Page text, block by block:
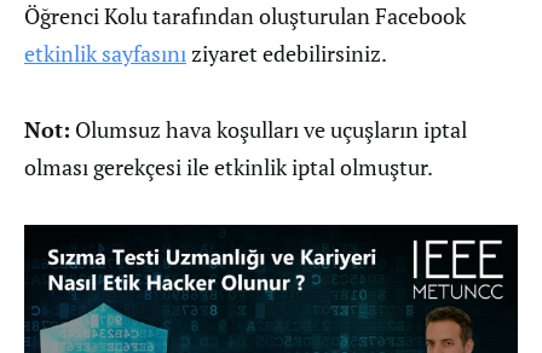
Öğrenci Kolu tarafından oluşturulan Facebook
etkinlik sayfasınıziyaret edebilirsiniz.
Not: Olumsuz hava koşulları ve uçuşların iptal
olması gerekçesi ile etkinlik iptal olmuştur.